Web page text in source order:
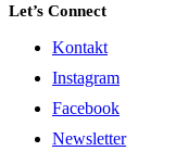
Let’s Connect
Kontakt
Instagram
Facebook
Newsletter